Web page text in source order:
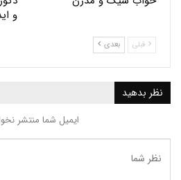
بعدی
ایمیل شما منتشر نخواهد شد